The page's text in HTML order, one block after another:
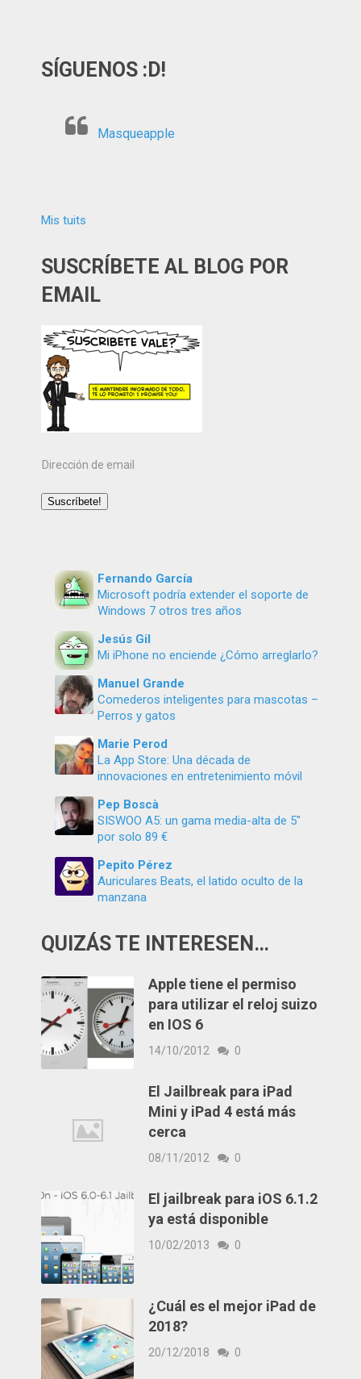
SÍGUENOS :D!
Masqueapple
Mis tuits
SUSCRÍBETE AL BLOG POR
EMAIL
Dirección
email
Suscríbete!
Fernando García
Microsoft podría extender el soporte de
Windows 7 otros tres años
Jesús Gil
Mi iPhone no enciende ¿Cómo arreglarlo?
Manuel Grande
Comederos inteligentes para mascotas –
Perros y gatos
Marie Perod
La App Store: Una década de
innovaciones en entretenimiento móvil
Pep Boscà
SISWOO A5: un gama media-alta de 5″
por solo 89 €
Pepito Pérez
Auriculares Beats, el latido oculto de la
manzana
QUIZÁS TE INTERESEN…
Apple tiene el permiso
para utilizar el reloj suizo
en IOS 6
14/10/2012 0
El Jailbreak para iPad
Mini y iPad 4 está más
cerca
08/11/2012 0
El jailbreak para iOS 6.1.2
ya está disponible
10/02/2013 0
¿Cuál es el mejor iPad de
2018?
20/12/2018 0